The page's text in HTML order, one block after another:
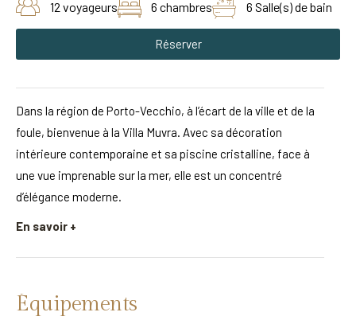
12 voyageurs 6 chambres 6 Salle(s) de bain
Réserver
Dans la région de Porto-Vecchio, à l’écart de la ville et de la
foule, bienvenue à la Villa Muvra. Avec sa décoration
intérieure contemporaine et sa piscine cristalline, face à
une vue imprenable sur la mer, elle est un concentré
d’élégance moderne.
En savoir +
Équipements